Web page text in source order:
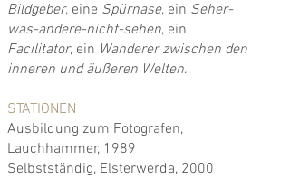
Bildgeber, eine Spürnase, ein Seher-
was-andere-nicht-sehen, ein
Facilitator, ein Wanderer zwischen den
inneren und äußeren Welten.
STATIONEN
Ausbildung zum Fotografen,
Lauchhammer, 1989
Selbstständig, Elsterwerda, 2000